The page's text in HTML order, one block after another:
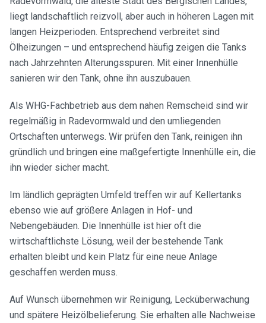
liegt landschaftlich reizvoll, aber auch in höheren Lagen mit
langen Heizperioden. Entsprechend verbreitet sind
Ölheizungen – und entsprechend häufig zeigen die Tanks
nach Jahrzehnten Alterungsspuren. Mit einer Innenhülle
sanieren wir den Tank, ohne ihn auszubauen.
Als WHG-Fachbetrieb aus dem nahen Remscheid sind wir
regelmäßig in Radevormwald und den umliegenden
Ortschaften unterwegs. Wir prüfen den Tank, reinigen ihn
gründlich und bringen eine maßgefertigte Innenhülle ein, die
ihn wieder sicher macht.
Im ländlich geprägten Umfeld treffen wir auf Kellertanks
ebenso wie auf größere Anlagen in Hof- und
Nebengebäuden. Die Innenhülle ist hier oft die
wirtschaftlichste Lösung, weil der bestehende Tank
erhalten bleibt und kein Platz für eine neue Anlage
geschaffen werden muss.
Auf Wunsch übernehmen wir Reinigung, Lecküberwachung
und spätere Heizölbelieferung. Sie erhalten alle Nachweise